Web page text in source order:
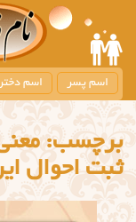
m
i
c
اسم پسر اسم دختر
برچسب:
ثبت احوال